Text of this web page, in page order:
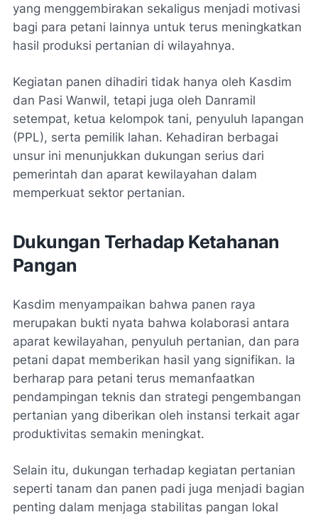
yang menggembirakan sekaligus menjadi motivasi
bagi para petani lainnya untuk terus meningkatkan
hasil produksi pertanian di wilayahnya.
Kegiatan panen dihadiri tidak hanya oleh Kasdim
dan Pasi Wanwil, tetapi juga oleh Danramil
setempat, ketua kelompok tani, penyuluh lapangan
(PPL), serta pemilik lahan. Kehadiran berbagai
unsur ini menunjukkan dukungan serius dari
pemerintah dan aparat kewilayahan dalam
memperkuat sektor pertanian.
Dukungan Terhadap Ketahanan
Pangan
Kasdim menyampaikan bahwa panen raya
merupakan bukti nyata bahwa kolaborasi antara
aparat kewilayahan, penyuluh pertanian, dan para
petani dapat memberikan hasil yang signifikan. Ia
berharap para petani terus memanfaatkan
pendampingan teknis dan strategi pengembangan
pertanian yang diberikan oleh instansi terkait agar
produktivitas semakin meningkat.
Selain itu, dukungan terhadap kegiatan pertanian
seperti tanam dan panen padi juga menjadi bagian
penting dalam menjaga stabilitas pangan lokal